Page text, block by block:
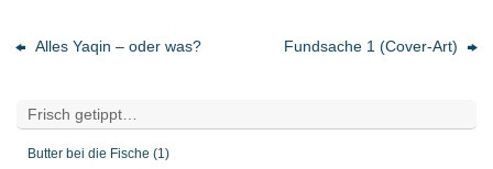
Alles Yaqin – oder was? Fundsache 1 (Cover-Art)
Frisch getippt…
Butter bei die Fische (1)